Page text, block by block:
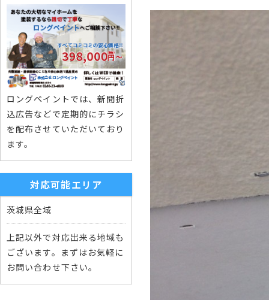
ロングペイントでは、新聞折
込広告などで定期的にチラシ
を配布させていただいており
ます。
対応可能エリア
茨城県全域
上記以外で対応出来る地域も
ございます。まずはお気軽に
お問い合わせ下さい。